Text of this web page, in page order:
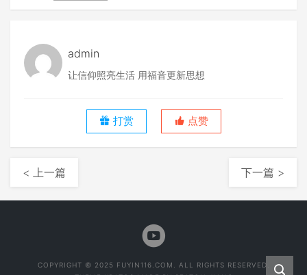
admin
让信仰照亮生活 用福音更新思想
打赏 点赞
< 上一篇 下一篇 >
COPYRIGHT © 2025 FUYIN116.COM. ALL RIGHTS RESERVED.